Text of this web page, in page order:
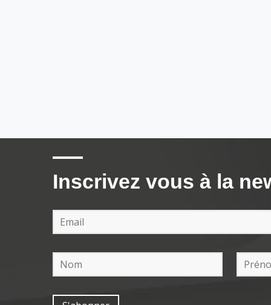
Inscrivez vous à la